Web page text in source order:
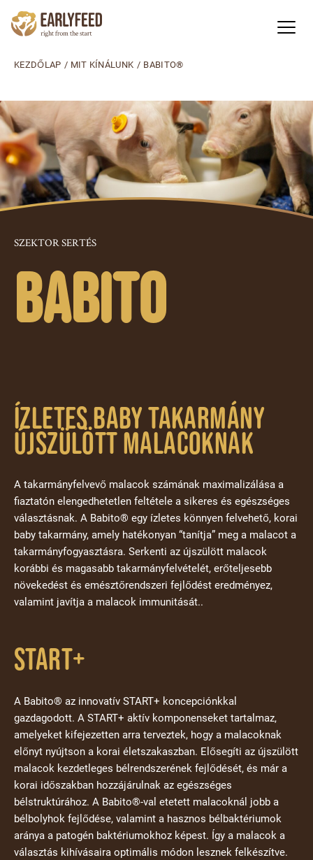
KEZDŐLAP / MIT KÍNÁLUNK / BABITO®
SZEKTOR SERTÉS
Babito
ÍZLETES BABY TAKARMÁNY
ÚJSZÜLÖTT MALACOKNAK
A takarmányfelvevő malacok számának maximalizálása a
fiaztatón elengedhetetlen feltétele a sikeres és egészséges
választásnak. A Babito® egy ízletes könnyen felvehető, korai
baby takarmány, amely hatékonyan “tanítja” meg a malacot a
takarmányfogyasztásra. Serkenti az újszülött malacok
korábbi és magasabb takarmányfelvételét, erőteljesebb
növekedést és emésztőrendszeri fejlődést eredményez,
valamint javítja a malacok immunitását..
start+
A Babito® az innovatív START+ koncepciónkkal
gazdagodott. A START+ aktív komponenseket tartalmaz,
amelyeket kifejezetten arra terveztek, hogy a malacoknak
előnyt nyújtson a korai életszakaszban. Elősegíti az újszülött
malacok kezdetleges bélrendszerének fejlődését, és már a
korai időszakban hozzájárulnak az egészséges
bélstruktúrához. A Babito®-val etetett malacoknál jobb a
bélbolyhok fejlődése, valamint a hasznos bélbaktériumok
aránya a patogén baktériumokhoz képest. Így a malacok a
választás kihívásaira optimális módon lesznek felkészítve.